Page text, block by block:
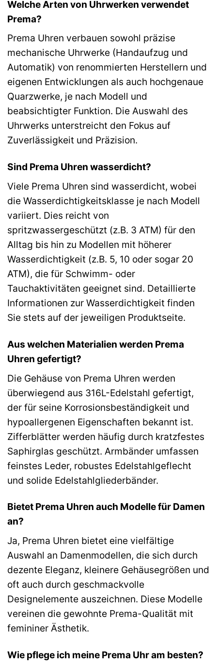
Welche Arten von Uhrwerken verwendet
Prema?
Prema Uhren verbauen sowohl präzise
mechanische Uhrwerke (Handaufzug und
Automatik) von renommierten Herstellern und
eigenen Entwicklungen als auch hochgenaue
Quarzwerke, je nach Modell und
beabsichtigter Funktion. Die Auswahl des
Uhrwerks unterstreicht den Fokus auf
Zuverlässigkeit und Präzision.
Sind Prema Uhren wasserdicht?
Viele Prema Uhren sind wasserdicht, wobei
die Wasserdichtigkeitsklasse je nach Modell
variiert. Dies reicht von
spritzwassergeschützt (z.B. 3 ATM) für den
Alltag bis hin zu Modellen mit höherer
Wasserdichtigkeit (z.B. 5, 10 oder sogar 20
ATM), die für Schwimm- oder
Tauchaktivitäten geeignet sind. Detaillierte
Informationen zur Wasserdichtigkeit finden
Sie stets auf der jeweiligen Produktseite.
Aus welchen Materialien werden Prema
Uhren gefertigt?
Die Gehäuse von Prema Uhren werden
überwiegend aus 316L-Edelstahl gefertigt,
der für seine Korrosionsbeständigkeit und
hypoallergenen Eigenschaften bekannt ist.
Zifferblätter werden häufig durch kratzfestes
Saphirglas geschützt. Armbänder umfassen
feinstes Leder, robustes Edelstahlgeflecht
und solide Edelstahlgliederbänder.
Bietet Prema Uhren auch Modelle für Damen
an?
Ja, Prema Uhren bietet eine vielfältige
Auswahl an Damenmodellen, die sich durch
dezente Eleganz, kleinere Gehäusegrößen und
oft auch durch geschmackvolle
Designelemente auszeichnen. Diese Modelle
vereinen die gewohnte Prema-Qualität mit
femininer Ästhetik.
Wie pflege ich meine Prema Uhr am besten?